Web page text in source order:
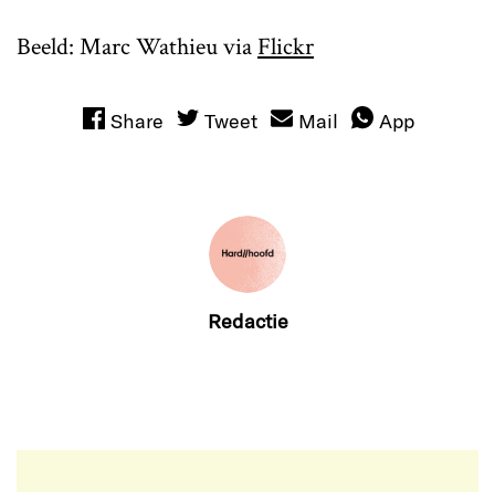
Beeld: Marc Wathieu via Flickr
Share Tweet Mail App
Redactie